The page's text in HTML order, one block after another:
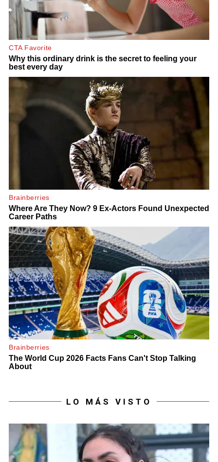
LO MÁS VISTO